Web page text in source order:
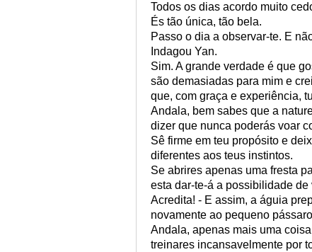
Todos os dias acordo muito
És tão única, tão bela.
Passo o dia a observar-te. E
Indagou Yan.
Sim. A grande verdade é que
são demasiadas para mim e
que, com graça e experiência,
Andala, bem sabes que a
dizer que nunca poderás voar
Sê firme em teu propósito e
diferentes aos teus instintos.
Se abrires apenas uma fresta
esta dar-te-á a possibilidade
Acredita! - E assim, a águia
novamente ao pequeno
Andala, apenas mais uma
treinares incansavelmente por